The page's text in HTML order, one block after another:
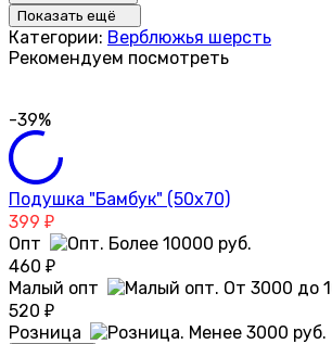
Показать ещё
Категории: Верблюжья шерсть
Рекомендуем посмотреть
-39%
Подушка "Бамбук" (50х70)
399 ₽
Опт
460 ₽
Малый опт
520 ₽
Розница